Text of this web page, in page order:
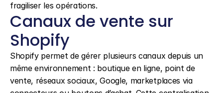
fragiliser les opérations.
Canaux de vente sur
Shopify
Shopify permet de gérer plusieurs canaux depuis un
même environnement : boutique en ligne, point de
vente, réseaux sociaux, Google, marketplaces via